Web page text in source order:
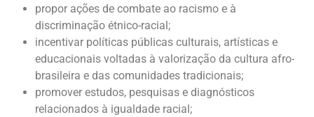
propor ações de combate ao racismo e à
discriminação étnico-racial;
incentivar políticas públicas culturais, artísticas e
educacionais voltadas à valorização da cultura afro-
brasileira e das comunidades tradicionais;
promover estudos, pesquisas e diagnósticos
relacionados à igualdade racial;